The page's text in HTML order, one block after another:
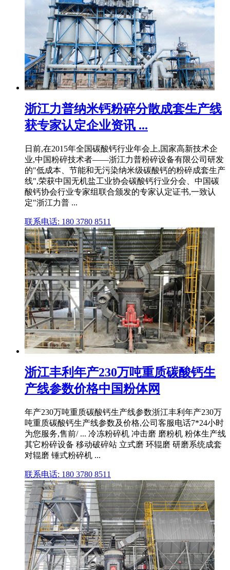
浙江力普纳米钙粉碎分散成套生产线
获专家认定企业资讯 ...
日前,在2015年全国碳酸钙行业年会上,国家高新技术企
业,中国粉碎技术者——浙江力普粉碎设备有限公司研发
的"低成本、节能和无污染纳米级碳酸钙的粉碎成套生产
线",荣获中国无机盐工业协会碳酸钙行业分会、中国碳
酸钙协会行业专家组联合颁发的专家认定证书,一致认
定"浙江力普 ...
联系电话: 180 3780 8511
浙江丰利年产230万吨重质碳酸钙生
产线参数价格中国粉体网
年产230万吨重质碳酸钙生产线参数浙江丰利年产230万
吨重质碳酸钙生产线参数及价格,公司客服电话7*24小时
为您服务,售前/ ... 冷冻粉碎机 冲击磨 磨粉机 粉体生产线
其它粉碎设备 移动破碎站 立式磨 环辊磨 研磨系统成套
对辊磨 锤式粉碎机 ...
联系电话: 180 3780 8511